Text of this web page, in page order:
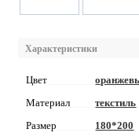
Характеристики
Цвет
Материал
текстиль
Размер
180*200